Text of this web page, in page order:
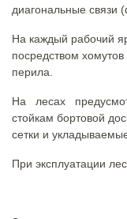
диагональные связи
На каждый рабочий
посредством
перила.
На лесах
стойкам бортовой
сетки и
При эксплуатации